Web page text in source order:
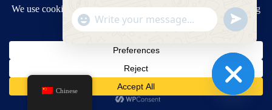
治疗存在不确定性与风险，相关决策请务必依托正规医疗机构执业医师的指
导。本公司对未经专业咨询而依据本站信息采取的任何行动不承担责任。
Chinese
"+chaty_settings.lang.emoji_picker+"
WhatsApp
Send
WhatsApp
Message